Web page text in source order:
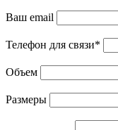
Ваш email
Телефон для связи*
Объем
Размеры